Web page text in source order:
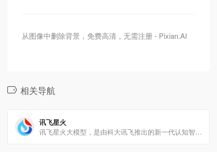
从图像中删除背景，免费高清，无需注册 - Pixian.AI
相关导航
讯飞星火
讯飞星火大模型，是由科大讯飞推出的新一代认知智能大模型，拥有跨领域的知识和语言理解能力，能够基于自然对话方式理[…]